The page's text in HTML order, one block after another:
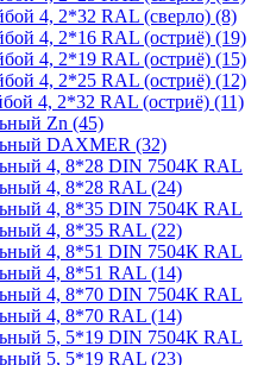
4, 2*32 RAL (сверло) (8)
4, 2*16 RAL (остриё) (19)
4, 2*19 RAL (остриё) (15)
4, 2*25 RAL (остриё) (12)
4, 2*32 RAL (остриё) (11)
Zn (45)
DAXMER (32)
4, 8*28 DIN 7504К RAL
4, 8*28 RAL (24)
4, 8*35 DIN 7504К RAL
4, 8*35 RAL (22)
4, 8*51 DIN 7504К RAL
4, 8*51 RAL (14)
4, 8*70 DIN 7504К RAL
4, 8*70 RAL (14)
5, 5*19 DIN 7504К RAL
5, 5*19 RAL (23)